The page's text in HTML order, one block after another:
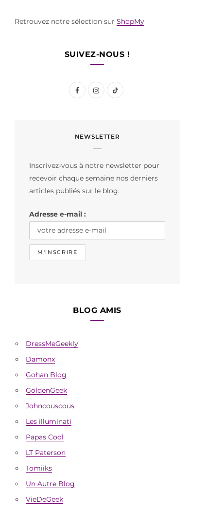
Retrouvez notre sélection sur ShopMy
SUIVEZ-NOUS !
F
e
o
I
t
r
m
T
T
NEWSLETTER
Inscrivez-vous à notre newsletter pour
recevoir chaque semaine nos derniers
articles publiés sur le blog.
Adresse e-mail :
BLOG AMIS
DressMeGeekly
Damonx
Gohan Blog
GoldenGeek
Johncouscous
Les illuminati
Papas Cool
LT Paterson
Tomiiks
Un Autre Blog
VieDeGeek